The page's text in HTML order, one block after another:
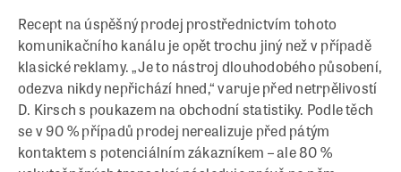
Recept na úspěšný prodej prostřednictvím tohoto
komunikačního kanálu je opět trochu jiný než v případě
klasické reklamy. „Je to nástroj dlouhodobého působení,
odezva nikdy nepřichází hned,“ varuje před netrpělivostí
D. Kirsch s poukazem na obchodní statistiky. Podle těch
se v 90 % případů prodej nerealizuje před pátým
kontaktem s potenciálním zákazníkem – ale 80 %